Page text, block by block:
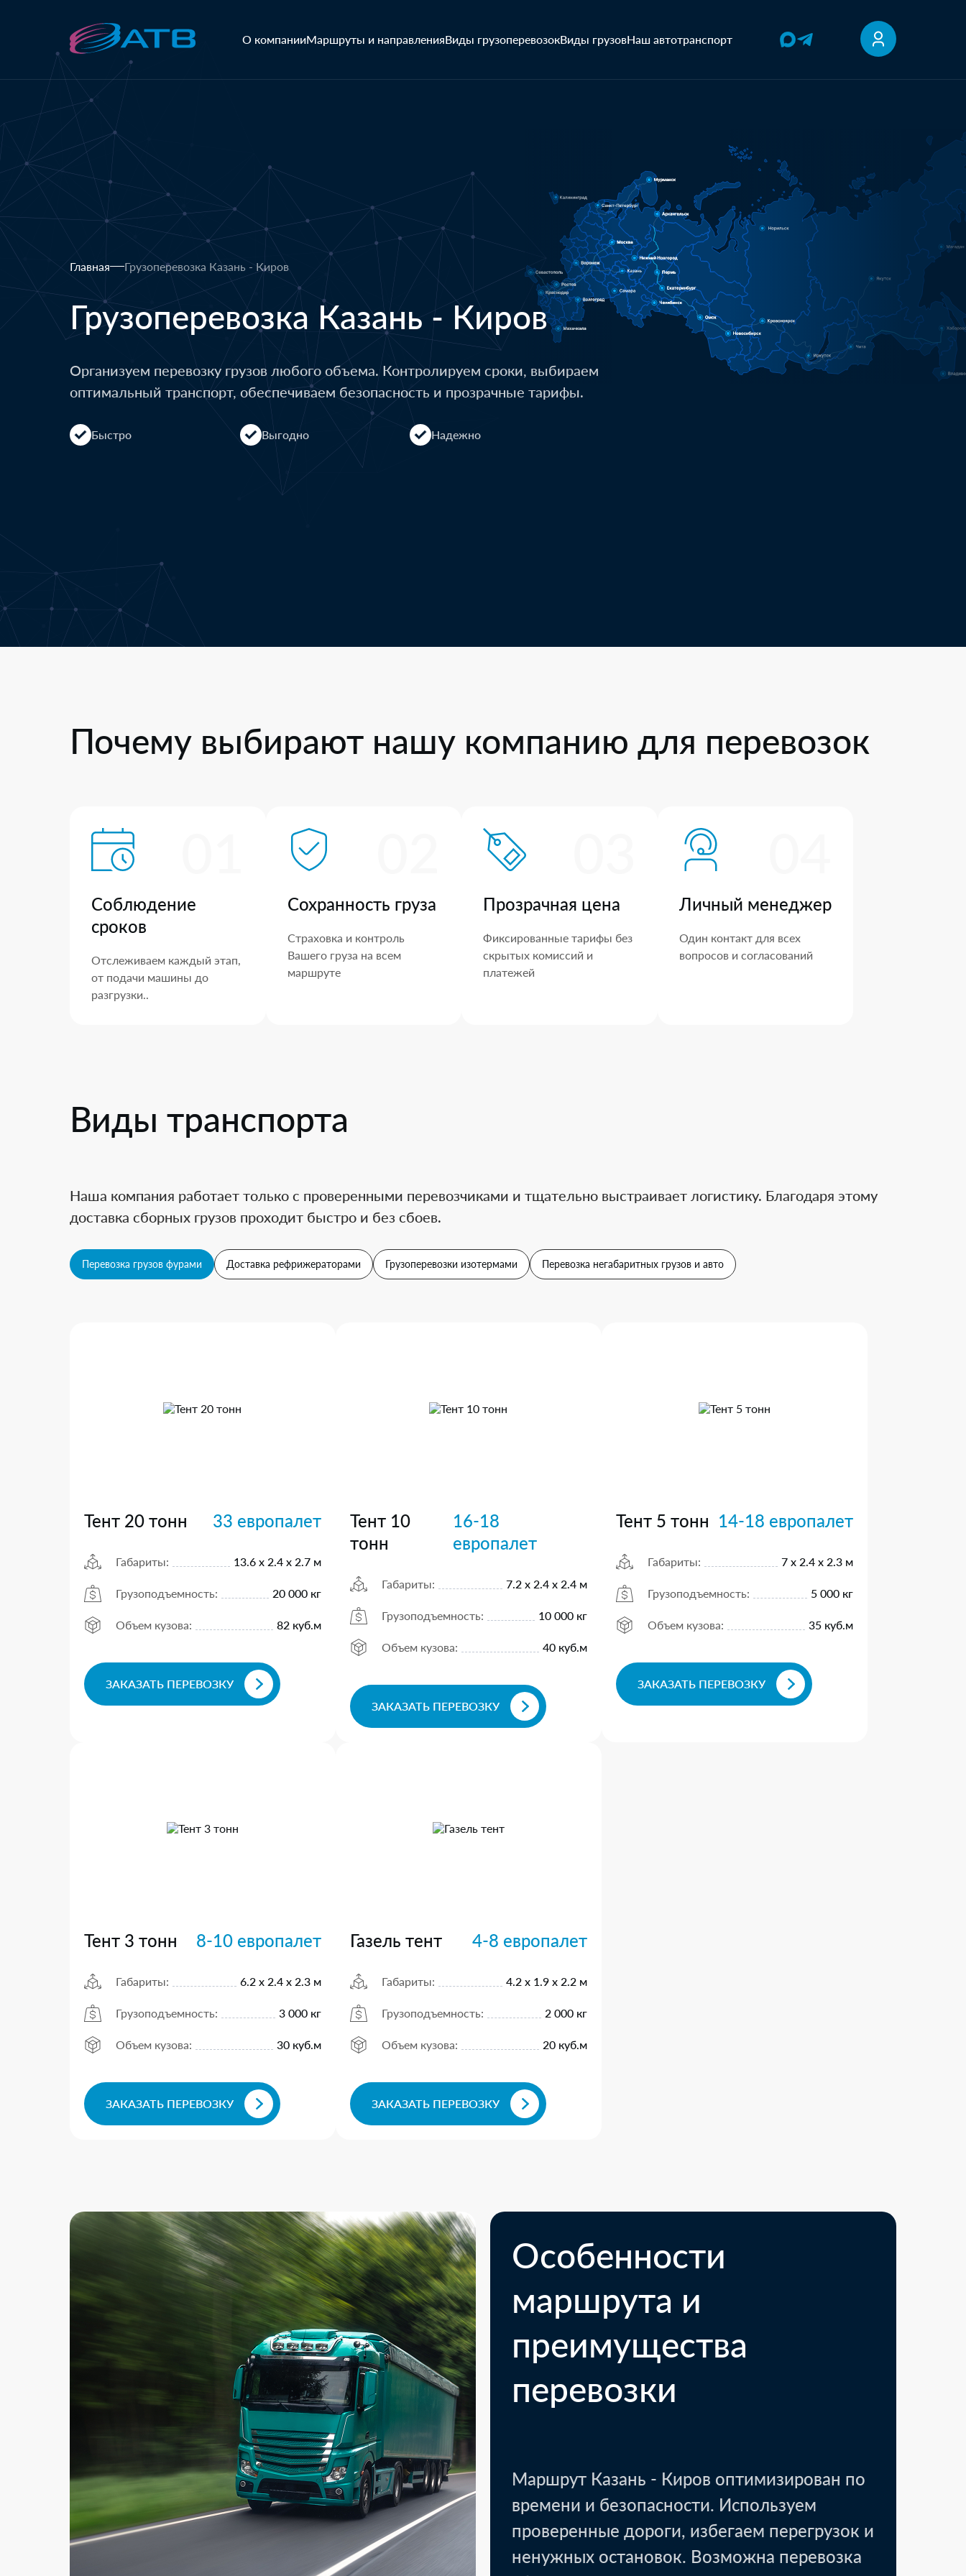
О компанииМаршруты и направленияВиды грузоперевозокВиды грузовНаш автотранспорт
Главная Грузоперевозка Казань - Киров
Грузоперевозка Казань - Киров
Организуем перевозку грузов любого объема. Контролируем сроки, выбираем
оптимальный транспорт, обеспечиваем безопасность и прозрачные тарифы.
Быстро Выгодно Надежно
Почему выбирают нашу компанию для перевозок
Соблюдение
сроков
Отслеживаем каждый этап,
от подачи машины до
разгрузки..
Сохранность груза
Страховка и контроль
Вашего груза на всем
маршруте
Прозрачная цена
Фиксированные тарифы без
скрытых комиссий и
платежей
Личный менеджер
Один контакт для всех
вопросов и согласований
Виды транспорта
Наша компания работает только с проверенными перевозчиками и тщательно выстраивает логистику. Благодаря этому
доставка сборных грузов проходит быстро и без сбоев.
Перевозка грузов фурами Доставка рефрижераторами Грузоперевозки изотермами Перевозка негабаритных грузов и авто
Тент 20 тонн 33 европалет
Габариты: 13.6 х 2.4 х 2.7 м
Грузоподъемность: 20 000 кг
Объем кузова: 82 куб.м
ЗАКАЗАТЬ ПЕРЕВОЗКУ
Тент 10
тонн
16-18
европалет
Габариты: 7.2 х 2.4 х 2.4 м
Грузоподъемность: 10 000 кг
Объем кузова: 40 куб.м
ЗАКАЗАТЬ ПЕРЕВОЗКУ
Тент 5 тонн 14-18 европалет
Габариты: 7 х 2.4 х 2.3 м
Грузоподъемность: 5 000 кг
Объем кузова: 35 куб.м
ЗАКАЗАТЬ ПЕРЕВОЗКУ
Тент 3 тонн 8-10 европалет
Габариты: 6.2 х 2.4 х 2.3 м
Грузоподъемность: 3 000 кг
Объем кузова: 30 куб.м
ЗАКАЗАТЬ ПЕРЕВОЗКУ
Газель тент 4-8 европалет
Габариты: 4.2 х 1.9 х 2.2 м
Грузоподъемность: 2 000 кг
Объем кузова: 20 куб.м
ЗАКАЗАТЬ ПЕРЕВОЗКУ
Особенности
маршрута и
преимущества
перевозки
Маршрут Казань - Киров оптимизирован по
времени и безопасности. Используем
проверенные дороги, избегаем перегрузок и
ненужных остановок. Возможна перевозка